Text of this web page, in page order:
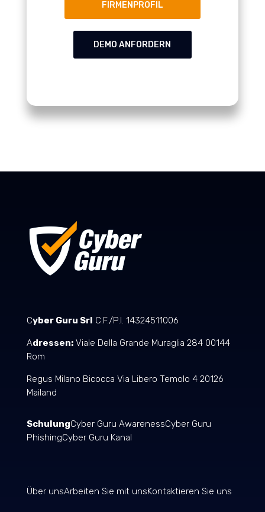
FIRMENPROFIL
DEMO ANFORDERN
Cyber Guru Srl C.F./P.I. 14324511006
Adressen:Viale Della Grande Muraglia 284 00144
Rom
Regus Milano Bicocca Via Libero Temolo 4 20126
Mailand
SchulungCyber Guru AwarenessCyber Guru
PhishingCyber Guru Kanal
Über unsArbeiten Sie mit unsKontaktieren Sie uns